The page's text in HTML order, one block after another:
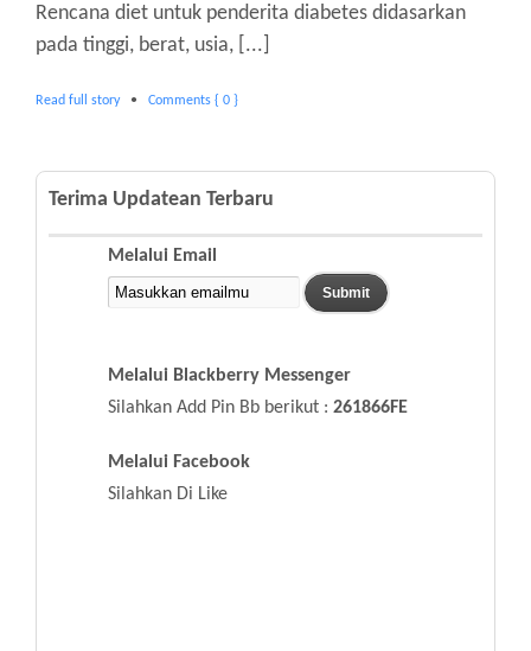
Rencana diet untuk penderita diabetes didasarkan
pada tinggi, berat, usia, [...]
Read full story • Comments { 0 }
Terima Updatean Terbaru
Melalui Email
Melalui Blackberry Messenger
Silahkan Add Pin Bb berikut : 261866FE
Melalui Facebook
Silahkan Di Like